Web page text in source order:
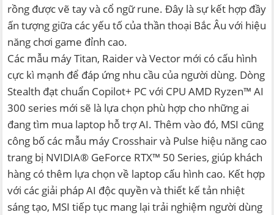
rồng được vẽ tay và cổ ngữ rune. Đây là sự kết hợp đầy
ấn tượng giữa các yếu tố của thần thoại Bắc Âu với hiệu
năng chơi game đỉnh cao.
Các mẫu máy Titan, Raider và Vector mới có cấu hình
cực kì mạnh để đáp ứng nhu cầu của người dùng. Dòng
Stealth đạt chuẩn Copilot+ PC với CPU AMD Ryzen™ AI
300 series mới sẽ là lựa chọn phù hợp cho những ai
đang tìm mua laptop hỗ trợ AI. Thêm vào đó, MSI cũng
công bố các mẫu máy Crosshair và Pulse hiệu năng cao
trang bị NVIDIA® GeForce RTX™ 50 Series, giúp khách
hàng có thêm lựa chọn về laptop cấu hình cao. Kết hợp
với các giải pháp AI độc quyền và thiết kế tản nhiệt
sáng tạo, MSI tiếp tục mang lại trải nghiệm người dùng